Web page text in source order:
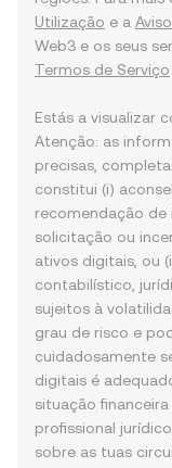
Utilização e a
Web3 e os seus
Termos de Serviço
Estás a visualizar
Atenção: as
precisas,
constitui (i)
recomendação de
solicitação ou
ativos digitais, ou
contabilístico,
sujeitos à
grau de risco e
cuidadosamente
digitais é
situação
profissional
sobre as tuas